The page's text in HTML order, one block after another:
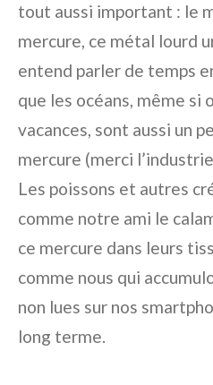
tout aussi important : le
mercure, ce métal lourd
entend parler de temps
que les océans, même si
vacances, sont aussi un
mercure (merci
Les poissons et autres
comme notre ami le
ce mercure dans leurs
comme nous qui
non lues sur nos
long terme.